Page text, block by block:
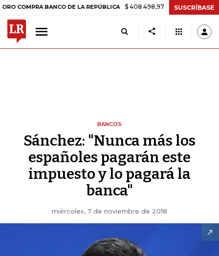
BANCO DE LA REPÚBLICA $ 408.498,97 +$ 8.753,81 +2,19%
SUSCRÍBASE
BANCOS
Sánchez: "Nunca más los
españoles pagarán este
impuesto y lo pagará la
banca"
miércoles, 7 de noviembre de 2018